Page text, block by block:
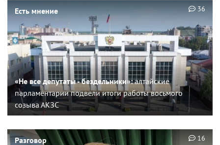
Есть мнение
«Не все депутаты - бездельники»:алтайские
парламентарии подвели итоги работы восьмого
созыва АКЗС
36
Разговор 16